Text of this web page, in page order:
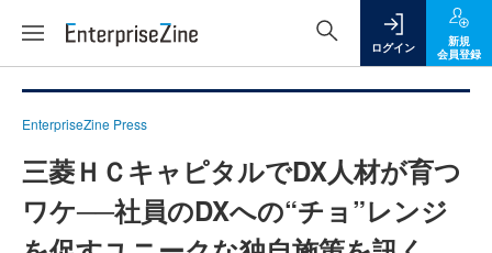
ログイン
新規
会員登録
EnterpriseZine Press
三菱ＨＣキャピタルでDX人材が育つ
ワケ──社員のDXへの“チョ”レンジ